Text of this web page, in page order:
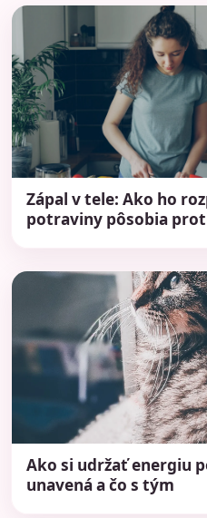
Zápal v tele: Ako ho
potraviny pôsobia
Ako si udržať energiu
unavená a čo s tým